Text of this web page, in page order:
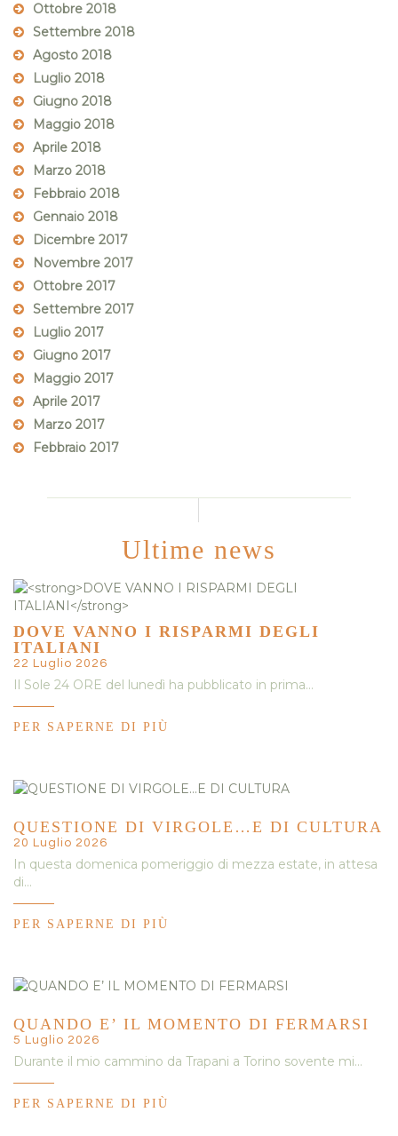
Ottobre 2018
Settembre 2018
Agosto 2018
Luglio 2018
Giugno 2018
Maggio 2018
Aprile 2018
Marzo 2018
Febbraio 2018
Gennaio 2018
Dicembre 2017
Novembre 2017
Ottobre 2017
Settembre 2017
Luglio 2017
Giugno 2017
Maggio 2017
Aprile 2017
Marzo 2017
Febbraio 2017
Ultime news
DOVE VANNO I RISPARMI DEGLI
ITALIANI
22 Luglio 2026
Il Sole 24 ORE del lunedì ha pubblicato in prima…
PER SAPERNE DI PIÙ
QUESTIONE DI VIRGOLE…E DI CULTURA
20 Luglio 2026
In questa domenica pomeriggio di mezza estate, in attesa
di…
PER SAPERNE DI PIÙ
QUANDO E’ IL MOMENTO DI FERMARSI
5 Luglio 2026
Durante il mio cammino da Trapani a Torino sovente mi…
PER SAPERNE DI PIÙ